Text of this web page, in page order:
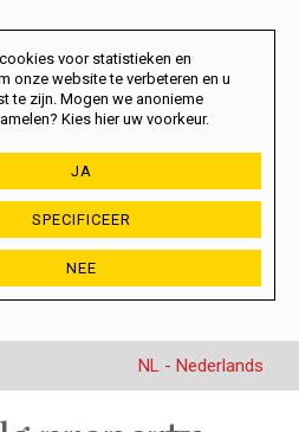
voor statistieken en
onze website te verbeteren en u
te zijn. Mogen we anonieme
Kies hier uw voorkeur.
JA
SPECIFICEER
NEE
NL - Nederlands